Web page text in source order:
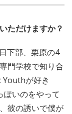
ただけますか？
下部、栗原の4
門学校で知り合
Youthが好き
ぽいのをやって
彼の誘いで僕が